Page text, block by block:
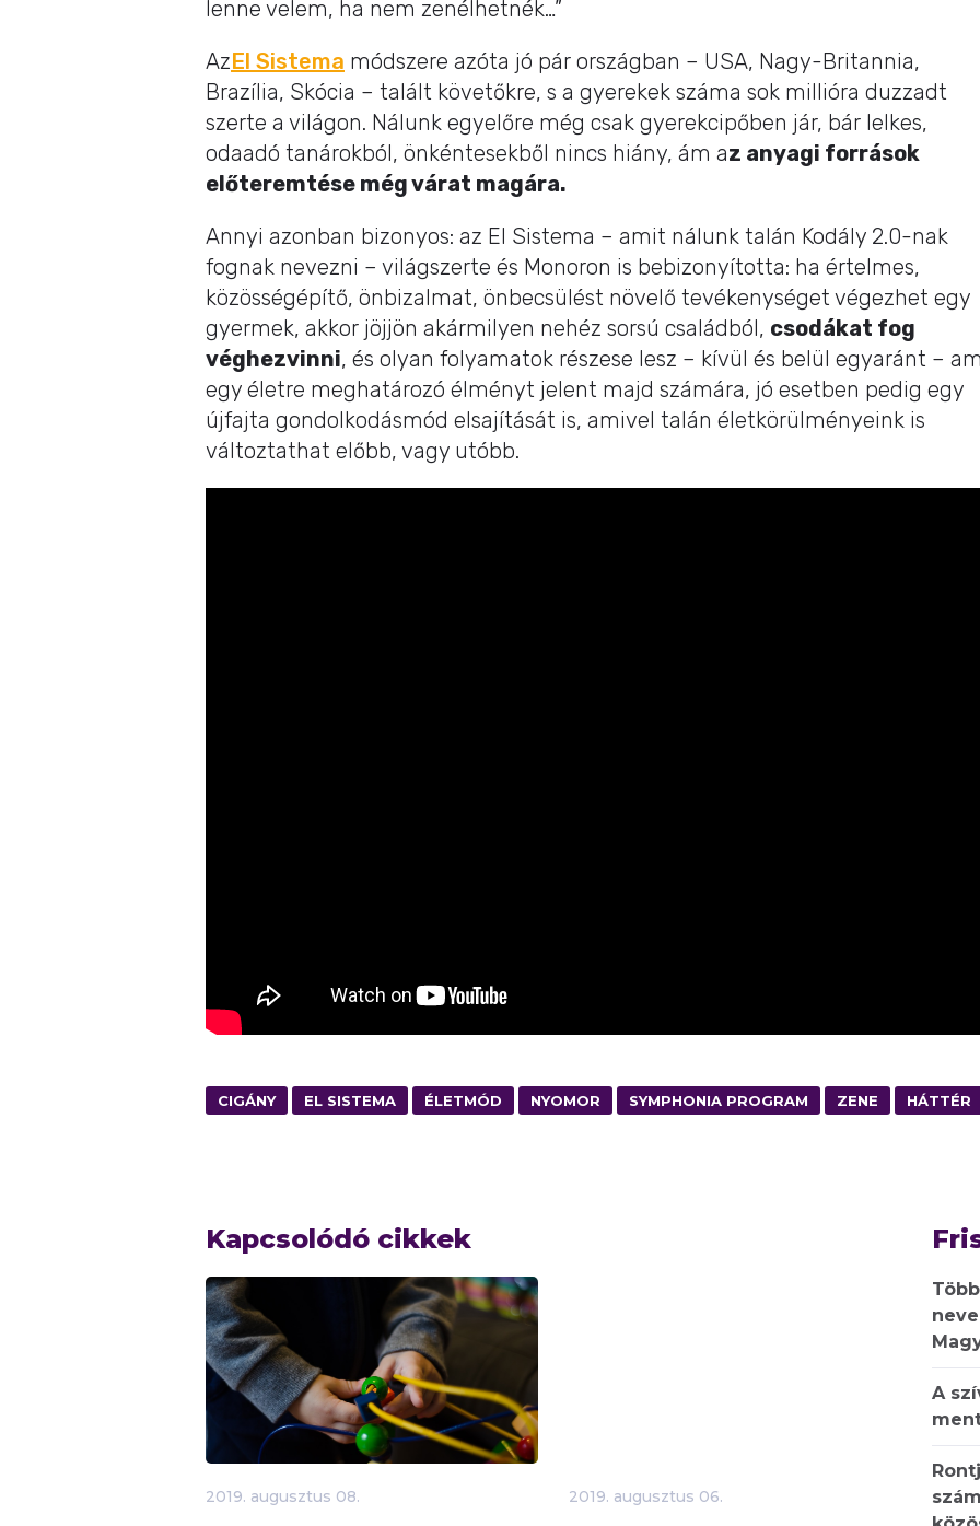
lenne velem, ha nem zenélhetnék…”
AzEl Sistema módszere azóta jó pár országban – USA, Nagy-Britannia,
Brazília, Skócia – talált követőkre, s a gyerekek száma sok millióra duzzadt
szerte a világon. Nálunk egyelőre még csak gyerekcipőben jár, bár lelkes,
odaadó tanárokból, önkéntesekből nincs hiány, ám az anyagi források
előteremtése még várat magára.
Annyi azonban bizonyos: az El Sistema – amit nálunk talán Kodály 2.0-nak
fognak nevezni – világszerte és Monoron is bebizonyította: ha értelmes,
közösségépítő, önbizalmat, önbecsülést növelő tevékenységet végezhet egy
gyermek, akkor jöjjön akármilyen nehéz sorsú családból, csodákat fog
véghezvinni, és olyan folyamatok részese lesz – kívül és belül egyaránt –
egy életre meghatározó élményt jelent majd számára, jó esetben pedig egy
újfajta gondolkodásmód elsajítását is, amivel talán életkörülményeink is
változtathat előbb, vagy utóbb.
CIGÁNY EL SISTEMA ÉLETMÓD NYOMOR SYMPHONIA PROGRAM ZENE HÁTTÉR
Kapcsolódó cikkek
2019. augusztus 08. 2019. augusztus 06.
A